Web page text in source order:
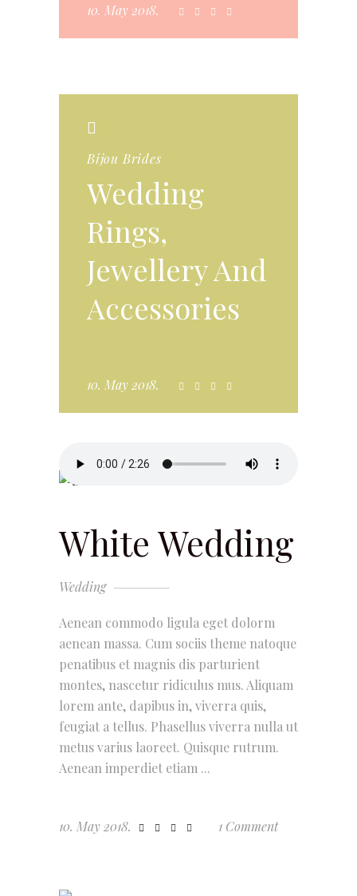
10. May 2018.
Bijou Brides
Wedding
Rings,
Jewellery And
Accessories
10. May 2018.
White Wedding
Wedding
Aenean commodo ligula eget dolorm
aenean massa. Cum sociis theme natoque
penatibus et magnis dis parturient
montes, nascetur ridiculus mus. Aliquam
lorem ante, dapibus in, viverra quis,
feugiat a tellus. Phasellus viverra nulla ut
metus varius laoreet. Quisque rutrum.
Aenean imperdiet etiam
10. May 2018. 1 Comment